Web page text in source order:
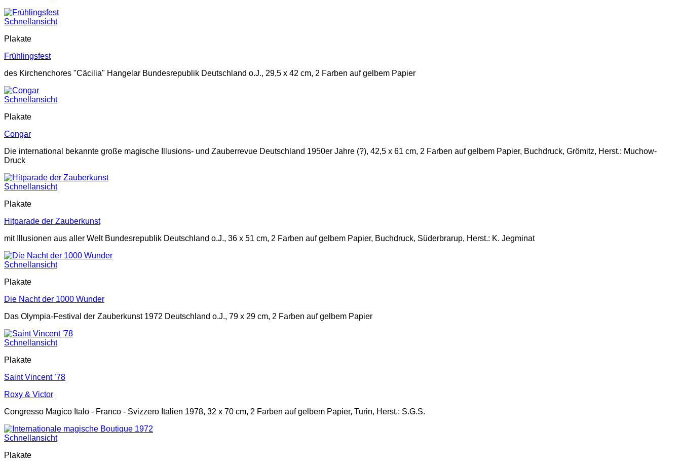
Schnellansicht
Plakate
Frühlingsfest
des Kirchenchores "Cäcilia" Hangelar Bundesrepublik Deutschland o.J., 29,5 x 42 cm, 2 Farben auf gelbem Papier
Schnellansicht
Plakate
Congar
Die international bekannte große magische Illusions- und Zauberrevue Deutschland 1950er Jahre (?), 42,5 x 61 cm, 2 Farben auf gelbem Papier, Buchdruck, Grömitz, Herst.: Muchow-
Druck
Schnellansicht
Plakate
Hitparade der Zauberkunst
mit Illusionen aus aller Welt Bundesrepublik Deutschland o.J., 36 x 51 cm, 2 Farben auf gelbem Papier, Buchdruck, Süderbrarup, Herst.: K. Jegminat
Schnellansicht
Plakate
Die Nacht der 1000 Wunder
Das Olympia-Festival der Zauberkunst 1972 Deutschland o.J., 79 x 29 cm, 2 Farben auf gelbem Papier
Schnellansicht
Plakate
Saint Vincent ’78
Roxy & Victor
Congresso Magico Italo - Franco - Svizzero Italien 1978, 32 x 70 cm, 2 Farben auf gelbem Papier, Turin, Herst.: S.G.S.
Schnellansicht
Plakate